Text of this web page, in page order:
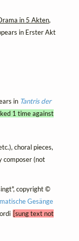
in 5 Akten,
in Erster Akt
in Tantris der
1 time against
choral pieces,
composer (not
copyright ©
Gesänge
[sung text not